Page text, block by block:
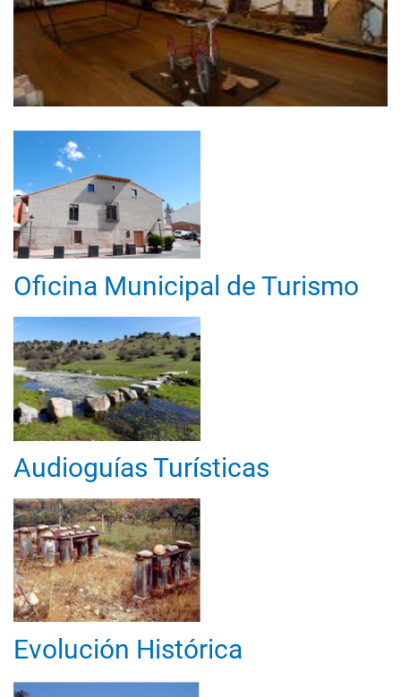
Oficina Municipal de Turismo
Audioguías Turísticas
Evolución Histórica